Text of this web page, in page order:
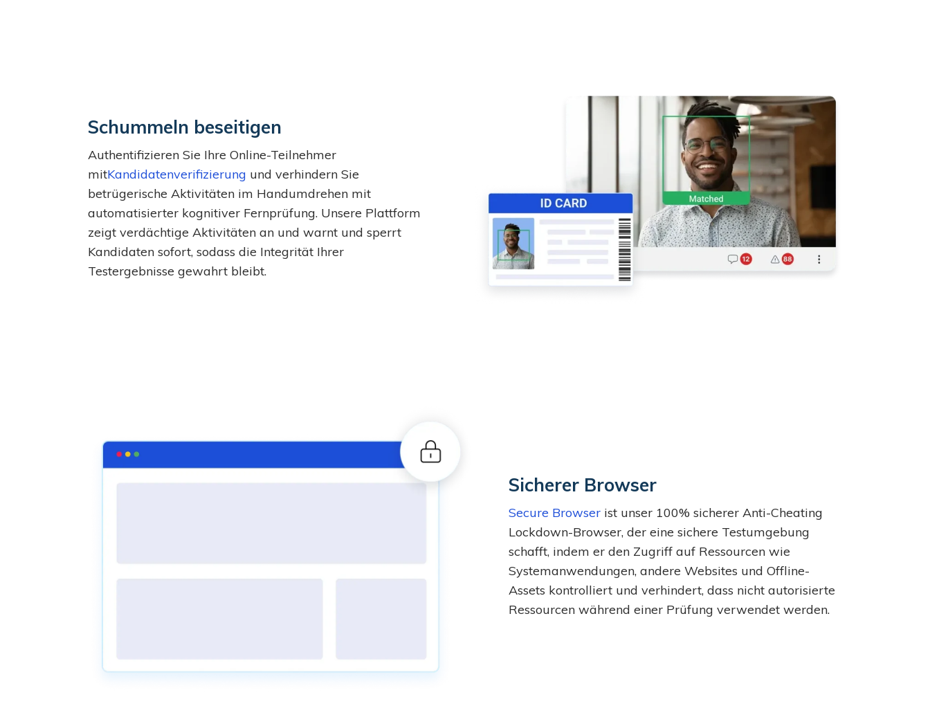
Schummeln beseitigen
Authentifizieren Sie Ihre Online-Teilnehmer
mitKandidatenverifizierung und verhindern Sie
betrügerische Aktivitäten im Handumdrehen mit
automatisierter kognitiver Fernprüfung. Unsere Plattform
zeigt verdächtige Aktivitäten an und warnt und sperrt
Kandidaten sofort, sodass die Integrität Ihrer
Testergebnisse gewahrt bleibt.
Sicherer Browser
Secure Browser ist unser 100% sicherer Anti-Cheating
Lockdown-Browser, der eine sichere Testumgebung
schafft, indem er den Zugriff auf Ressourcen wie
Systemanwendungen, andere Websites und Offline-
Assets kontrolliert und verhindert, dass nicht autorisierte
Ressourcen während einer Prüfung verwendet werden.